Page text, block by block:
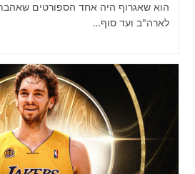
הוא שאגרוף היה אחד הספורטים
לארה"ב ועד סוף…